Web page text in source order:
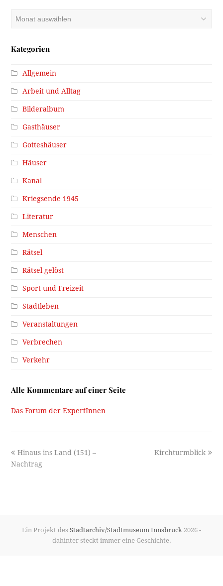
Kategorien
Allgemein
Arbeit und Alltag
Bilderalbum
Gasthäuser
Gotteshäuser
Häuser
Kanal
Kriegsende 1945
Literatur
Menschen
Rätsel
Rätsel gelöst
Sport und Freizeit
Stadtleben
Veranstaltungen
Verbrechen
Verkehr
Alle Kommentare auf einer Seite
Das Forum der ExpertInnen
previous
post:
Hinaus ins Land (151) –
Nachtrag
next
Kirchturmblick
Ein Projekt des Stadtarchiv/Stadtmuseum Innsbruck 2026 -
dahinter steckt immer eine Geschichte.